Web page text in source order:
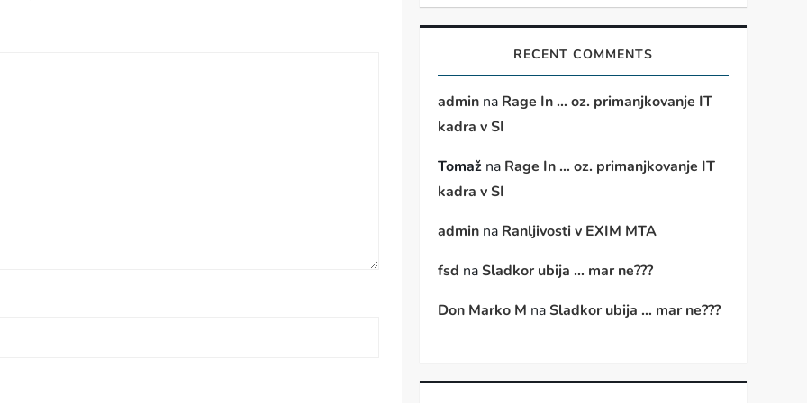
RECENT COMMENTS
adminna Rage In … oz. primanjkovanje IT
kadra v SI
Tomažna Rage In … oz. primanjkovanje IT
kadra v SI
adminna Ranljivosti v EXIM MTA
fsd naSladkor ubija … mar ne???
Don Marko M naSladkor ubija … mar ne???